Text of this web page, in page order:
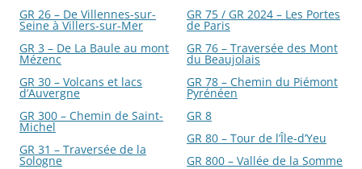
GR 26 – De Villennes-sur-
Seine à Villers-sur-Mer
GR 3 – De La Baule au mont
Mézenc
GR 30 – Volcans et lacs
d’Auvergne
GR 300 – Chemin de Saint-
Michel
GR 31 – Traversée de la
Sologne
GR 75 / GR 2024 – Les Portes
de Paris
GR 76 – Traversée des Mont
du Beaujolais
GR 78 – Chemin du Piémont
Pyrénéen
GR 8
GR 80 – Tour de l’Île-d’Yeu
GR 800 – Vallée de la Somme